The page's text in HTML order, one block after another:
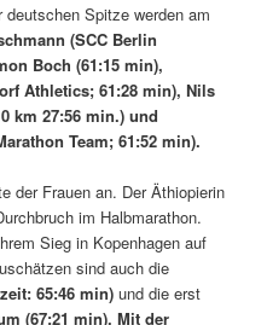
Spitze werden am
(SCC Berlin
Boch (61:15 min),
Athletics; 61:28 min), Nils
km 27:56 min.) und
Team; 61:52 min).
der Frauen an. Der Äthiopierin
im Halbmarathon.
Sieg in Kopenhagen auf
sind auch die
65:46 min) und die erst
(67:21 min). Mit der